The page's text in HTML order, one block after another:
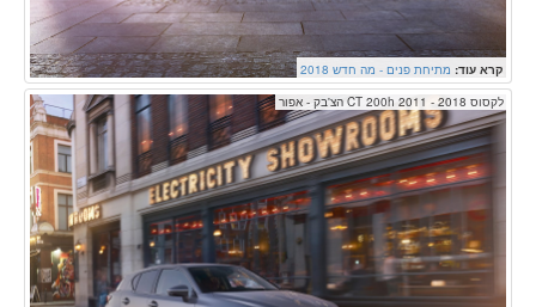
קרא עוד: מתיחת פנים - מה חדש 2018
לקסוס CT 200h 2011 - 2018 הצ'בק - אפור